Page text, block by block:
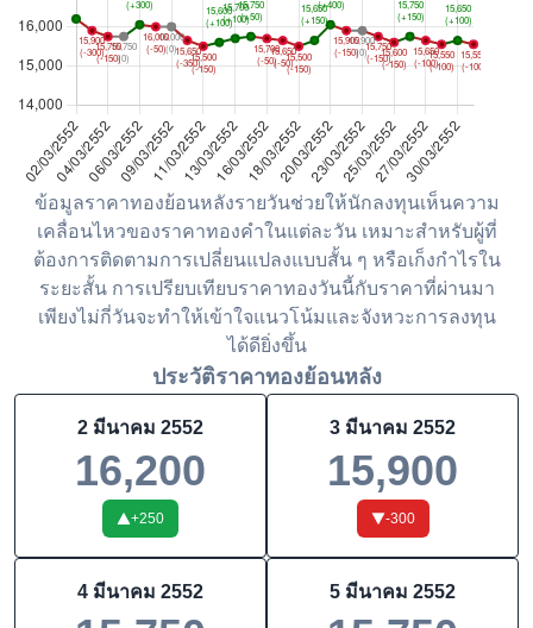
ข้อมูลราคาทองย้อนหลังรายวันช่วยให้นักลงทุนเห็นความ
เคลื่อนไหวของราคาทองคำในแต่ละวัน เหมาะสำหรับผู้ที่
ต้องการติดตามการเปลี่ยนแปลงแบบสั้น ๆ หรือเก็งกำไรใน
ระยะสั้น การเปรียบเทียบราคาทองวันนี้กับราคาที่ผ่านมา
เพียงไม่กี่วันจะทำให้เข้าใจแนวโน้มและจังหวะการลงทุน
ได้ดียิ่งขึ้น
ประวัติราคาทองย้อนหลัง
2 มีนาคม 2552
16,200
+250
3 มีนาคม 2552
15,900
-300
4 มีนาคม 2552 5 มีนาคม 2552